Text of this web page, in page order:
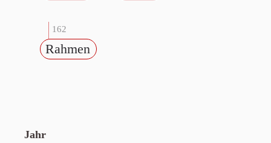
162
Rahmen
Jahr